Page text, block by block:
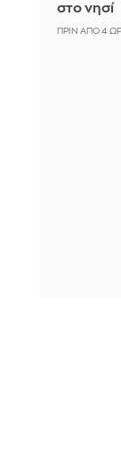
στο νησί
ΠΡΙΝ ΑΠΌ 4